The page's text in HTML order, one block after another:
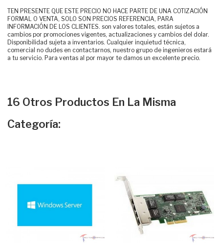
TEN PRESENTE QUE ESTE PRECIO NO HACE PARTE DE UNA COTIZACIÓN
FORMAL O VENTA, SOLO SON PRECIOS REFERENCIA, PARA
INFORMACIÓN DE LOS CLIENTES. son valores totales, están sujetos a
cambios por promociones vigentes, actualizaciones y cambios del dolar.
Disponibilidad sujeta a inventarios. Cualquier inquietud técnica,
comercial no dudes en contactarnos, nuestro grupo de ingenieros estará
a tu servicio. Para ventas al por mayor te damos un excelente precio.
16 Otros Productos En La Misma
Categoría: